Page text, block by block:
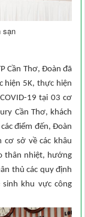
sạn
Cần Thơ, Đoàn đã
hiện 5K, thực hiện
19 tại 03 cơ
Cần Thơ, khách
điểm đến, Đoàn
cơ sở về các khâu
thân nhiệt, hướng
thủ các quy định
khu vực công